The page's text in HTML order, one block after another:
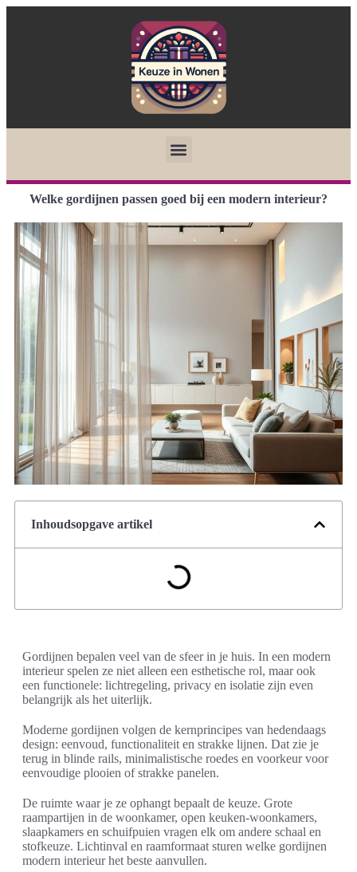
Welke gordijnen passen goed bij een modern interieur?
Inhoudsopgave artikel
Gordijnen bepalen veel van de sfeer in je huis. In een modern
interieur spelen ze niet alleen een esthetische rol, maar ook
een functionele: lichtregeling, privacy en isolatie zijn even
belangrijk als het uiterlijk.
Moderne gordijnen volgen de kernprincipes van hedendaags
design: eenvoud, functionaliteit en strakke lijnen. Dat zie je
terug in blinde rails, minimalistische roedes en voorkeur voor
eenvoudige plooien of strakke panelen.
De ruimte waar je ze ophangt bepaalt de keuze. Grote
raampartijen in de woonkamer, open keuken-woonkamers,
slaapkamers en schuifpuien vragen elk om andere schaal en
stofkeuze. Lichtinval en raamformaat sturen welke gordijnen
modern interieur het beste aanvullen.